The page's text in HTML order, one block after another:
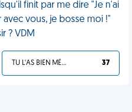
finit par me dire "Je n'ai
vous, je bosse moi !"
? VDM
TU L'AS BIEN MÉRITÉ 37